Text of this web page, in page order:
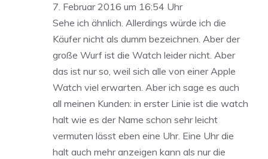
7. Februar 2016 um 16:54 Uhr
Sehe ich ähnlich. Allerdings würde ich die
Käufer nicht als dumm bezeichnen. Aber der
große Wurf ist die Watch leider nicht. Aber
das ist nur so, weil sich alle von einer Apple
Watch viel erwarten. Aber ich sage es auch
all meinen Kunden: in erster Linie ist die watch
halt wie es der Name schon sehr leicht
vermuten lässt eben eine Uhr. Eine Uhr die
halt auch mehr anzeigen kann als nur die